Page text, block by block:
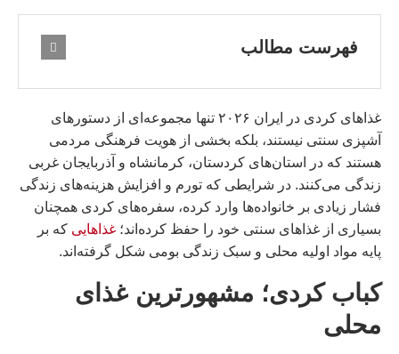
فهرست مطالب
غذاهای کردی در ایران ۲۰۲۶ تنها مجموعه‌ای از دستورهای
آشپزی سنتی نیستند، بلکه بخشی از هویت فرهنگی مردمی
هستند که در استان‌های کردستان، کرمانشاه و آذربایجان غربی
زندگی می‌کنند. در شرایطی که تورم و افزایش هزینه‌های زندگی
فشار زیادی بر خانواده‌ها وارد کرده، سفره‌های کردی همچنان
بسیاری از غذاهای سنتی خود را حفظ کرده‌اند؛ غذاهایی که بر
پایه مواد اولیه محلی و سبک زندگی بومی شکل گرفته‌اند.
کباب کردی؛ مشهورترین غذای
محلی